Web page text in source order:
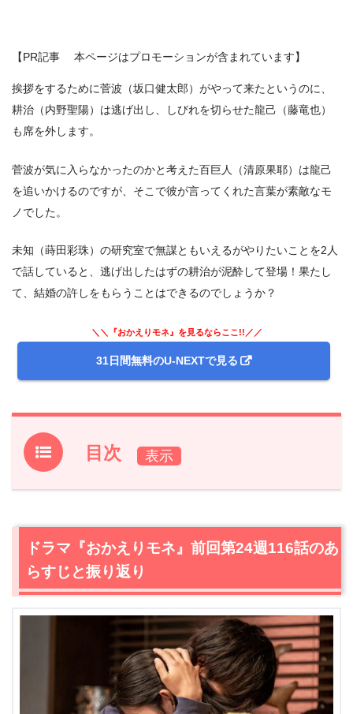
【PR記事 本ページはプロモーションが含まれています】
挨拶をするために菅波（坂口健太郎）がやって来たというのに、
耕治（内野聖陽）は逃げ出し、しびれを切らせた龍己（藤竜也）
も席を外します。
菅波が気に入らなかったのかと考えた百巨人（清原果耶）は龍己
を追いかけるのですが、そこで彼が言ってくれた言葉が素敵なモ
ノでした。
未知（蒔田彩珠）の研究室で無謀ともいえるがやりたいことを2人
で話していると、逃げ出したはずの耕治が泥酔して登場！果たし
て、結婚の許しをもらうことはできるのでしょうか？
＼＼『おかえりモネ』を見るならここ!!／／
31日間無料のU-NEXTで見る
目次
1.ドラマ『おかえりモネ』前回第24週116話のあらすじと
【ネタバレあり】ドラマ『おかえりモネ』第24週117話
あらすじと感想
2.1
龍己（藤竜也）と亜哉子（鈴木京香）は味方になってく
互いの仕事での展望を語っていると、泥酔した父が登
それぞれの仕事から2人の未来の話。そしてニコイチ
先生が外から来た人で良かった
ドラマ『おかえりモネ』前回第24週116話のあ
らすじと振り返り